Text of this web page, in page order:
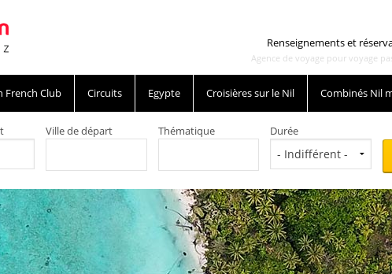
Renseignements et
Agence de voyage pour voyage
French Club Circuits Egypte Croisières sur le Nil Combinés Nil
Ville de départ Thématique Durée
sejour pas cher sejour derniere minute